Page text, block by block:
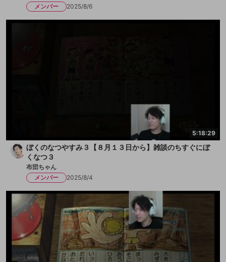
メンバー
2025/8/6
5:18:29
ぼくのなつやすみ３【８月１３日から】雑談のちすぐにぼ
くなつ３
布団ちゃん
メンバー
2025/8/4